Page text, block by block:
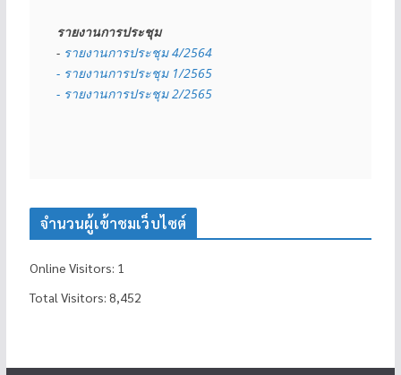
รายงานการประชุม
- รายงานการประชุม 4/2564
- รายงานการประชุม 1/2565
- รายงานการประชุม 2/2565
จำนวนผู้เข้าชมเว็บไซต์
Online Visitors: 1
Total Visitors: 8,452